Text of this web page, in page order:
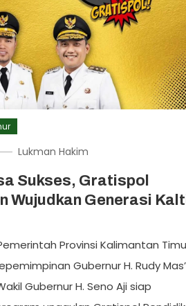
Lukman Hakim
Sukses, Gratispol
Wujudkan Generasi
Provinsi Kalimantan
Gubernur H. Rudy
Gubernur H. Seno Aji siap